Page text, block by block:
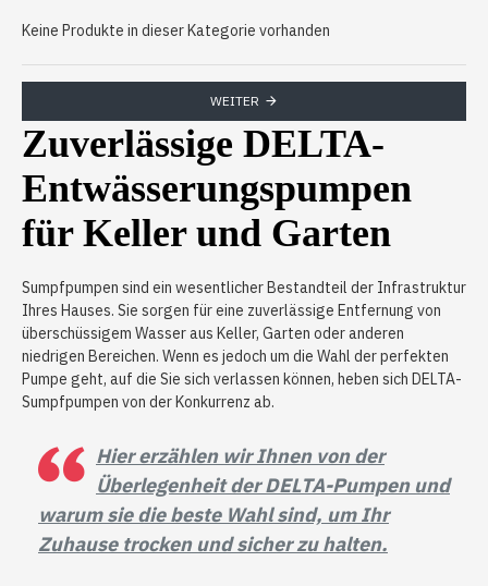
Keine Produkte in dieser Kategorie vorhanden
WEITER
Zuverlässige DELTA-
Entwässerungspumpen
für Keller und Garten
Sumpfpumpen sind ein wesentlicher Bestandteil der Infrastruktur
Ihres Hauses. Sie sorgen für eine zuverlässige Entfernung von
überschüssigem Wasser aus Keller, Garten oder anderen
niedrigen Bereichen. Wenn es jedoch um die Wahl der perfekten
Pumpe geht, auf die Sie sich verlassen können, heben sich DELTA-
Sumpfpumpen von der Konkurrenz ab.
Hier erzählen wir Ihnen von der
Überlegenheit der DELTA-Pumpen und
warum sie die beste Wahl sind, um Ihr
Zuhause trocken und sicher zu halten.